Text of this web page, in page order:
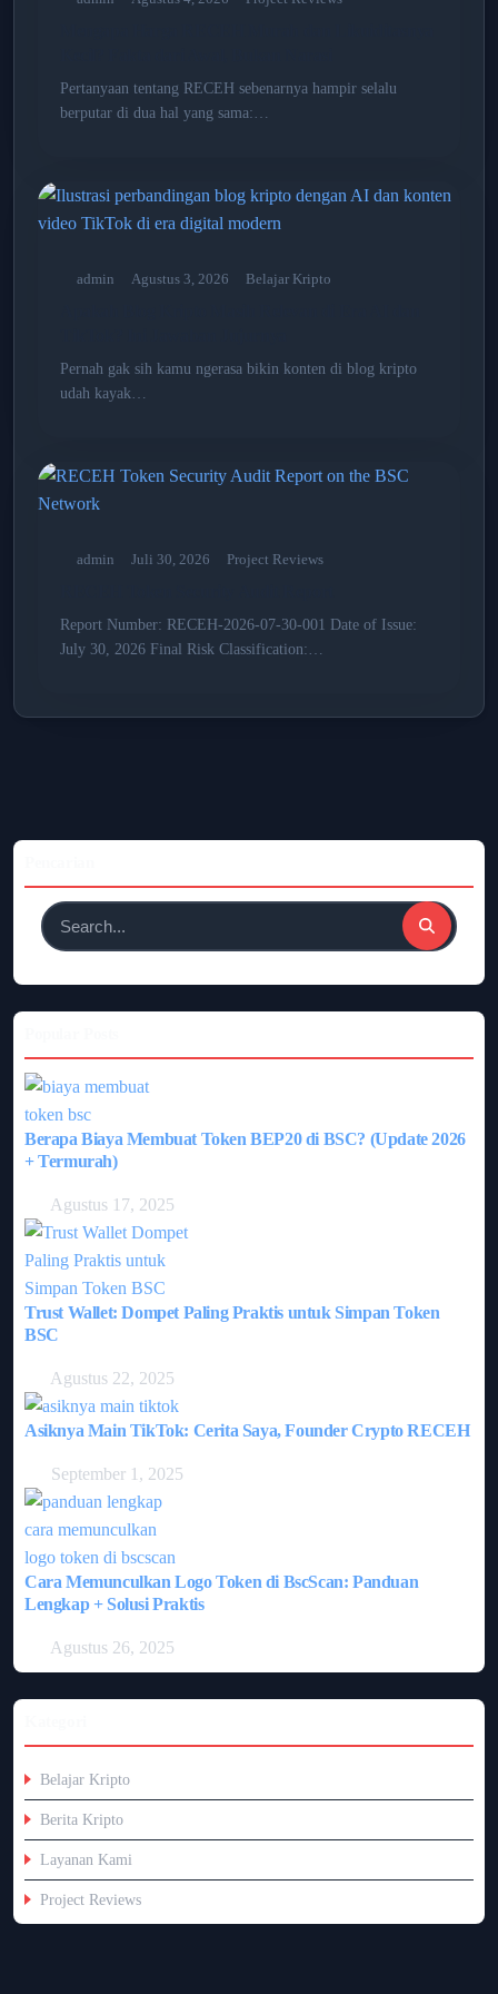
Pertanyaan tentang RECEH sebenarnya hampir selalu
berputar di dua hal yang sama:…
admin Agustus 3, 2026 Belajar Kripto
Pernah gak sih kamu ngerasa bikin konten di blog kripto
udah kayak…
admin Juli 30, 2026 Project Reviews
Report Number: RECEH-2026-07-30-001 Date of Issue:
July 30, 2026 Final Risk Classification:…
Search
Berapa Biaya Membuat Token BEP20 di BSC? (Update 2026
+ Termurah)
Agustus 17, 2025
Trust Wallet: Dompet Paling Praktis untuk Simpan Token
BSC
Agustus 22, 2025
Asiknya Main TikTok: Cerita Saya, Founder Crypto RECEH
September 1, 2025
Cara Memunculkan Logo Token di BscScan: Panduan
Lengkap + Solusi Praktis
Agustus 26, 2025
Belajar Kripto
Berita Kripto
Layanan Kami
Project Reviews